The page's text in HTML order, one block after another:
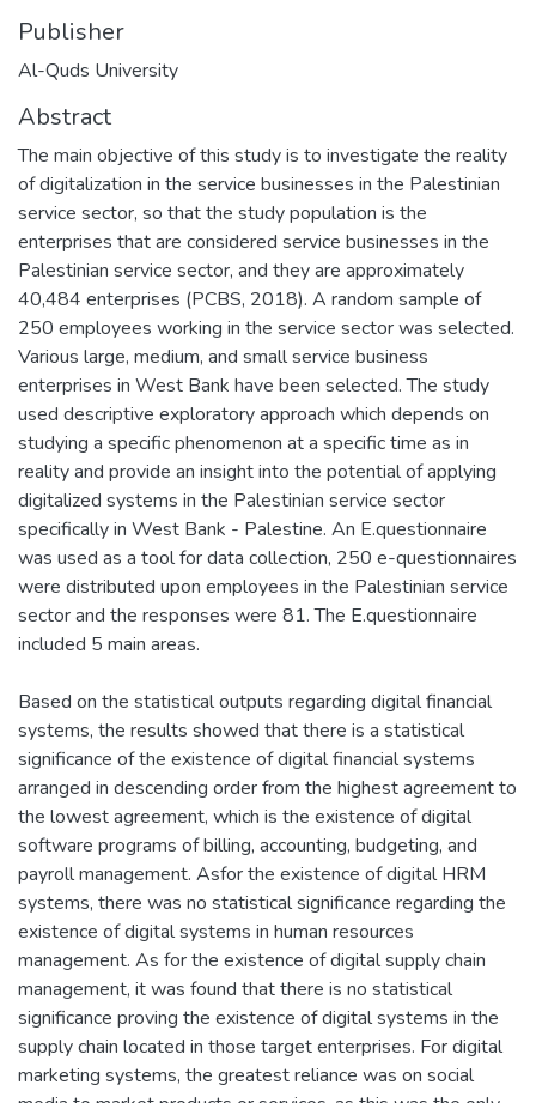
Publisher
Al-Quds University
Abstract
The main objective of this study is to investigate the reality
of digitalization in the service businesses in the Palestinian
service sector, so that the study population is the
enterprises that are considered service businesses in the
Palestinian service sector, and they are approximately
40,484 enterprises (PCBS, 2018). A random sample of
250 employees working in the service sector was selected.
Various large, medium, and small service business
enterprises in West Bank have been selected. The study
used descriptive exploratory approach which depends on
studying a specific phenomenon at a specific time as in
reality and provide an insight into the potential of applying
digitalized systems in the Palestinian service sector
specifically in West Bank - Palestine. An E.questionnaire
was used as a tool for data collection, 250 e-questionnaires
were distributed upon employees in the Palestinian service
sector and the responses were 81. The E.questionnaire
included 5 main areas.
Based on the statistical outputs regarding digital financial
systems, the results showed that there is a statistical
significance of the existence of digital financial systems
arranged in descending order from the highest agreement to
the lowest agreement, which is the existence of digital
software programs of billing, accounting, budgeting, and
payroll management. Asfor the existence of digital HRM
systems, there was no statistical significance regarding the
existence of digital systems in human resources
management. As for the existence of digital supply chain
management, it was found that there is no statistical
significance proving the existence of digital systems in the
supply chain located in those target enterprises. For digital
marketing systems, the greatest reliance was on social